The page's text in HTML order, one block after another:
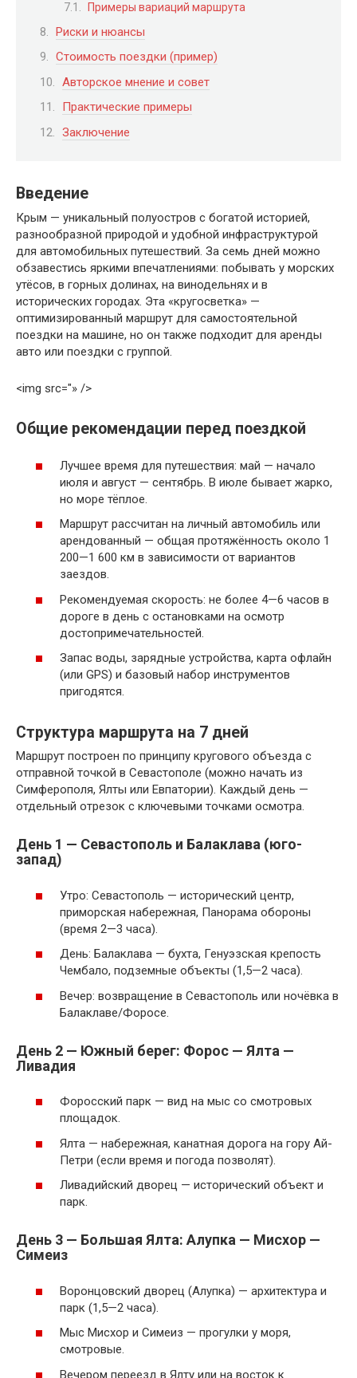
Примеры вариаций маршрута
Риски и нюансы
Стоимость поездки (пример)
Авторское мнение и совет
Практические примеры
Заключение
Введение
Крым — уникальный полуостров с богатой историей,
разнообразной природой и удобной инфраструктурой
для автомобильных путешествий. За семь дней можно
обзавестись яркими впечатлениями: побывать у морских
утёсов, в горных долинах, на винодельнях и в
исторических городах. Эта «кругосветка» —
оптимизированный маршрут для самостоятельной
поездки на машине, но он также подходит для аренды
авто или поездки с группой.
<img src="» />
Общие рекомендации перед поездкой
Лучшее время для путешествия: май — начало
июля и август — сентябрь. В июле бывает жарко,
но море тёплое.
Маршрут рассчитан на личный автомобиль или
арендованный — общая протяжённость около 1
200—1 600 км в зависимости от вариантов
заездов.
Рекомендуемая скорость: не более 4—6 часов в
дороге в день с остановками на осмотр
достопримечательностей.
Запас воды, зарядные устройства, карта офлайн
(или GPS) и базовый набор инструментов
пригодятся.
Структура маршрута на 7 дней
Маршрут построен по принципу кругового объезда с
отправной точкой в Севастополе (можно начать из
Симферополя, Ялты или Евпатории). Каждый день —
отдельный отрезок с ключевыми точками осмотра.
День 1 — Севастополь и Балаклава (юго-
запад)
Утро: Севастополь — исторический центр,
приморская набережная, Панорама обороны
(время 2—3 часа).
День: Балаклава — бухта, Генуэзская крепость
Чембало, подземные объекты (1,5—2 часа).
Вечер: возвращение в Севастополь или ночёвка в
Балаклаве/Форосе.
День 2 — Южный берег: Форос — Ялта —
Ливадия
Форосский парк — вид на мыс со смотровых
площадок.
Ялта — набережная, канатная дорога на гору Ай-
Петри (если время и погода позволят).
Ливадийский дворец — исторический объект и
парк.
День 3 — Большая Ялта: Алупка — Мисхор —
Симеиз
Воронцовский дворец (Алупка) — архитектура и
парк (1,5—2 часа).
Мыс Мисхор и Симеиз — прогулки у моря,
смотровые.
Вечером переезд в Ялту или на восток к